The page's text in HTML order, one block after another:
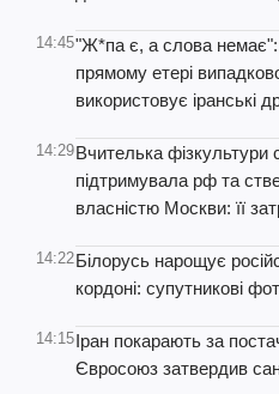
14:45"Ж*па є, а слова немає":
прямому етері
використовує іранські
14:29Вчителька фізкультури
підтримувала рф та
власністю Москви: її
14:22Білорусь нарощує
кордоні: супутникові
14:15Іран покарають за
Євросоюз затвердив